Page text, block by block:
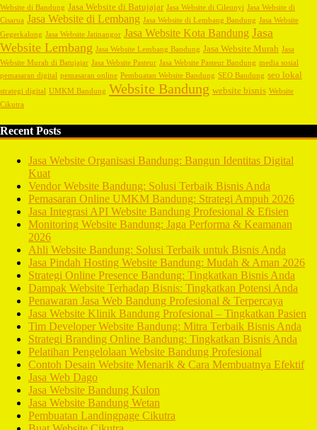
Website di Bandung Jasa Website di Batujajar Jasa Website di Cileunyi Jasa Website di
Cisarua Jasa Website di Lembang Jasa Website di Lembang Bandung Jasa Website
Gegerkalong Jasa Website Jatinangor Jasa Website Kota Bandung Jasa
Website Lembang Jasa Website Lembang Bandung Jasa Website Murah Jasa
Website Murah di Batujajar Jasa Website Pasteur Jasa Website Pasteur Bandung media sosial
pemasaran digital pemasaran online Pembuatan Website Bandung SEO Bandung seo lokal
strategi digital UMKM Bandung Website Bandung website bisnis Website
Cikutra
Recent Posts
Jasa Website Organisasi Bandung: Bangun Identitas Digital
Kuat
Vendor Website Bandung: Solusi Terbaik Bisnis Anda
Pemasaran Online UMKM Bandung: Strategi Ampuh 2026
Jasa Integrasi API Website Bandung Profesional & Efisien
Monitoring Website Bandung: Jaga Performa & Keamanan
2026
Ahli Website Bandung: Solusi Terbaik untuk Bisnis Anda
Jasa Pindah Hosting Website Bandung: Mudah & Aman 2026
Strategi Online Presence Bandung: Tingkatkan Bisnis Anda
Dampak Website Terhadap Bisnis: Tingkatkan Potensi Anda
Penawaran Jasa Web Bandung Profesional & Terpercaya
Jasa Website Klinik Bandung Profesional – Tingkatkan Pasien
Tim Developer Website Bandung: Mitra Terbaik Bisnis Anda
Strategi Branding Online Bandung: Tingkatkan Bisnis Anda
Pelatihan Pengelolaan Website Bandung Profesional
Contoh Desain Website Menarik & Cara Membuatnya Efektif
Jasa Web Dago
Jasa Website Bandung Kulon
Jasa Website Bandung Wetan
Pembuatan Landingpage Cikutra